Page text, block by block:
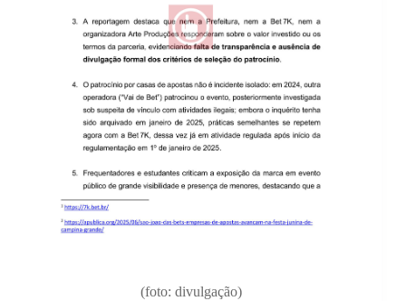
(foto: divulgação)